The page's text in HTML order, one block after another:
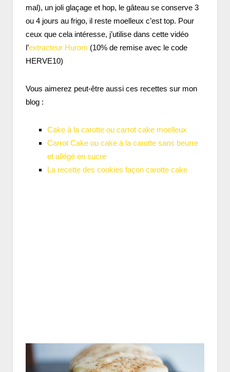
mal), un joli glaçage et hop, le gâteau se conserve 3
ou 4 jours au frigo, il reste moelleux c’est top. Pour
ceux que cela intéresse, j’utilise dans cette vidéo
l’extracteur Hurom (10% de remise avec le code
HERVE10)
Vous aimerez peut-être aussi ces recettes sur mon
blog :
Cake à la carotte ou carrot cake moelleux
Carrot Cake ou cake à la carotte sans beurre
et allégé en sucre
La recette des cookies façon carotte cake